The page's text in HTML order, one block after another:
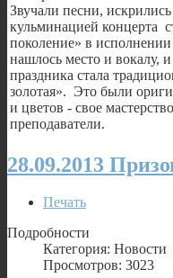
Звучали песни,
кульминацией концерта
поколение» в исполнении
нашлось место и вокалу,
праздника стала
золотая». Это были
и цветов - свое
преподаватели.
28.09.2013
Печать
Подробности
Категория: Новости
Просмотров: 3023